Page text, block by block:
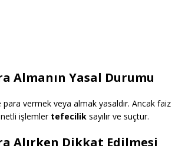
Almanın Yasal Durumu
para vermek veya almak yasaldır. Ancak faiz
işlemler tefecilik sayılır ve suçtur.
Alırken Dikkat Edilmesi